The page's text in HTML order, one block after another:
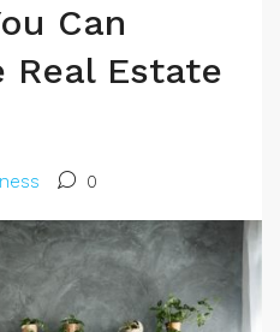
Can
Real Estate
0